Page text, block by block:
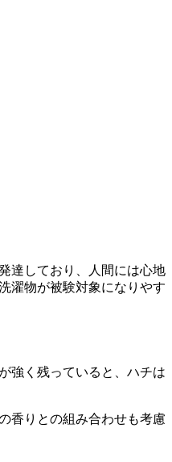
達しており、人間には心地
濯物が被験対象になりやす
強く残っていると、ハチは
香りとの組み合わせも考慮